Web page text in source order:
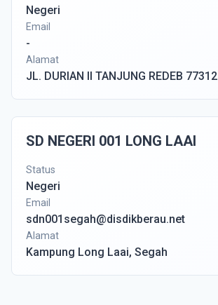
Negeri
Email
-
Alamat
JL. DURIAN II TANJUNG REDEB 77312
SD NEGERI 001 LONG LAAI
Status
Negeri
Email
sdn001segah@disdikberau.net
Alamat
Kampung Long Laai, Segah